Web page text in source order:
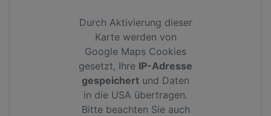
Durch Aktivierung dieser
Karte werden von
Google Maps Cookies
gesetzt, Ihre IP-Adresse
gespeichert und Daten
in die USA übertragen.
Bitte beachten Sie auch